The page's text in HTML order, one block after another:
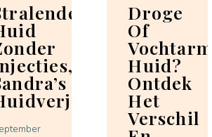
Droge
Of
Vochtarme
Huid?
Ontdek
Het
Verschil